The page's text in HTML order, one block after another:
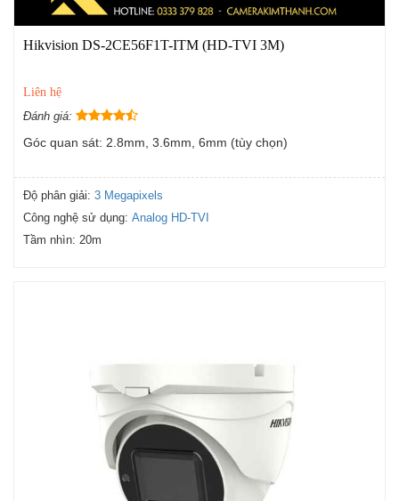
Hikvision DS-2CE56F1T-ITM (HD-TVI 3M)
Liên hệ
Đánh giá:
Góc quan sát: 2.8mm, 3.6mm, 6mm (tùy chọn)
Độ phân giải: 3 Megapixels
Công nghệ sử dụng: Analog HD-TVI
Tầm nhìn: 20m